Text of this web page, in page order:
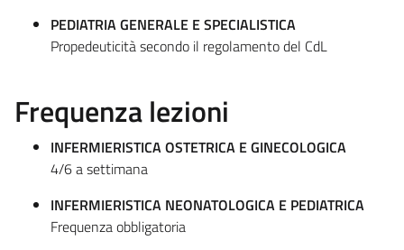
PEDIATRIA GENERALE E SPECIALISTICA
Propedeuticità secondo il regolamento del CdL
Frequenza lezioni
INFERMIERISTICA OSTETRICA E GINECOLOGICA
4/6 a settimana
INFERMIERISTICA NEONATOLOGICA E PEDIATRICA
Frequenza obbligatoria